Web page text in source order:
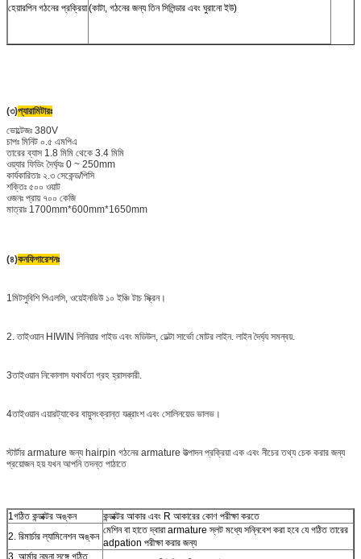
হেয়ারপিন গঠনের প্রক্রিয়া(কাটা, গঠনের জন্য তিন সিলিন্ডার এবং ঘুরানো ইউ)
(৩)প্যারামিটারঃ
ভোল্টেজঃ 380V
চাপঃ মিনিট ০.৫ এমপিএ
তারের ব্যাস 1.8 মিমি থেকে 3.4 মিমি
ওয়্যার ফিডিং দৈর্ঘ্যঃ 0 ~ 250mm
কার্যকারিতাঃ ২.৩ সেকেন্ড/পিসি
শক্তিঃ ৫০০ ওয়াট
ওজনঃ প্রায় ৭০০ কেজি
মাত্রাঃ 1700mm*600mm*1650mm
(৪)কনফিগারেশনঃ
1মিটসুবিশি পিএলসি, ওয়েইনভিউ ১০ ইঞ্চি টাচ স্ক্রিন।
2. তাইওয়ান HIWIN লিনিয়ার গাইড এবং মডিউল, ডেল্টা সার্ভো মোটর লাইন. লাইন দৈর্ঘ্য সমন্বয়.
3তাইওয়ান নিকোলাস যথার্থতা গ্রহ হ্রাসকারী.
4তাইওয়ান এয়ারট্যাকের বায়ুসংক্রান্ত যন্ত্রাংশ এবং সোলিনয়েড ভালভ।
স্টার্টার armature জন্য hairpin গঠনের armature উত্পাদন প্রক্রিয়া এক এবং নীচের তথ্য চেক করার জন্য
প্রয়োজন হয় যখন আপনি তদন্ত পাঠাতে
1গঠিত কন্ডাক্টর অঙ্কন
কন্ডাক্টর আকার এবং R আকারের কোণ পরীক্ষা করতে
2. রিমার্চার ল্যামিনেশন অঙ্কন
মেশিন বা হাতে দ্বারা armature স্লট মধ্যে সন্নিবেশ করা হবে যে গঠিত তারের
adpation পরীক্ষা করার জন্য
3. আর্মার নমুনা সঙ্গে গঠিত